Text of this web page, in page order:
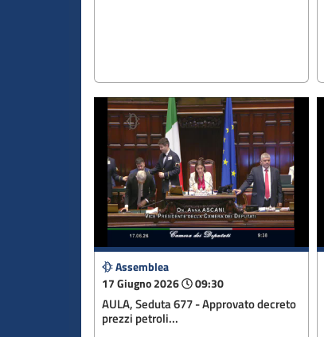
Assemblea
17 Giugno 2026
09:30
AULA, Seduta 677 - Approvato decreto
prezzi petroli...